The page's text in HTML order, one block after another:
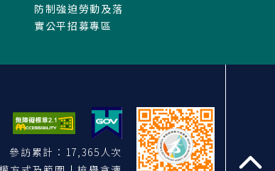
防制強迫勞動及落
實公平招募專區
參訪累計：17,365人次